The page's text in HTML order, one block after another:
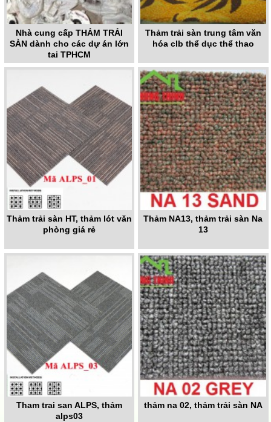
Nhà cung cấp THẢM TRẢI
SÀN dành cho các dự án lớn
tại TPHCM
Thảm trải sàn trung tâm văn
hóa clb thể dục thể thao
Thảm trải sàn HT, thảm lót văn
phòng giá rẻ
Thảm NA13, thảm trải sàn Na
13
Tham trai san ALPS, thảm
alps03
thảm na 02, thảm trải sàn NA